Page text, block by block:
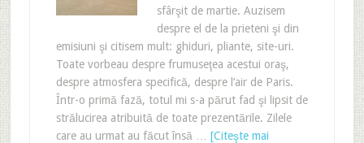
sfârşit de martie. Auzisem
despre el de la prieteni şi din
emisiuni şi citisem mult: ghiduri, pliante, site-uri.
Toate vorbeau despre frumuseţea acestui oraş,
despre atmosfera specifică, despre l’air de Paris.
Într-o primă fază, totul mi s-a părut fad şi lipsit de
strălucirea atribuită de toate prezentările. Zilele
care au urmat au făcut însă … [Citeşte mai